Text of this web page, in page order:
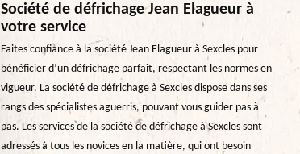
Société de défrichage Jean Elagueur à
votre service
Faites confiance à la société Jean Elagueur à Sexcles pour
bénéficier d’un défrichage parfait, respectant les normes en
vigueur. La société de défrichage à Sexcles dispose dans ses
rangs des spécialistes aguerris, pouvant vous guider pas à
pas. Les services de la société de défrichage à Sexcles sont
adressés à tous les novices en la matière, qui ont besoin